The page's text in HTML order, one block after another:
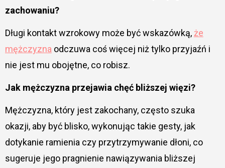
zachowaniu?
Długi kontakt wzrokowy może być wskazówką, że
mężczyzna odczuwa coś więcej niż tylko przyjaźń i
nie jest mu obojętne, co robisz.
Jak mężczyzna przejawia chęć bliższej więzi?
Mężczyzna, który jest zakochany, często szuka
okazji, aby być blisko, wykonując takie gesty, jak
dotykanie ramienia czy przytrzymywanie dłoni, co
sugeruje jego pragnienie nawiązywania bliższej